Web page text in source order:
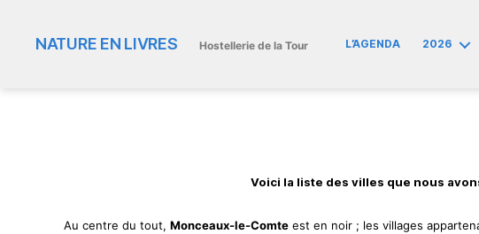
NATURE EN LIVRES Hostellerie de la Tour L’AGENDA 2026
Voici la liste des villes que nous
Au centre du tout, Monceaux-le-Comte est en noir ; les villages